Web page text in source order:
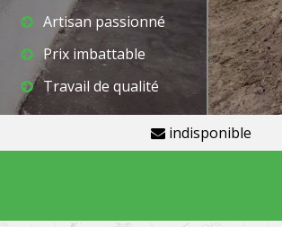
Artisan passionné
Prix imbattable
Travail de qualité
indisponible